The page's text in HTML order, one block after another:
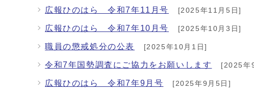
広報ひのはら 令和7年11月号 [2025年11月5日]
広報ひのはら 令和7年10月号 [2025年10月3日]
職員の懲戒処分の公表 [2025年10月1日]
令和7年国勢調査にご協力をお願いします [2025年
広報ひのはら 令和7年9月号 [2025年9月5日]